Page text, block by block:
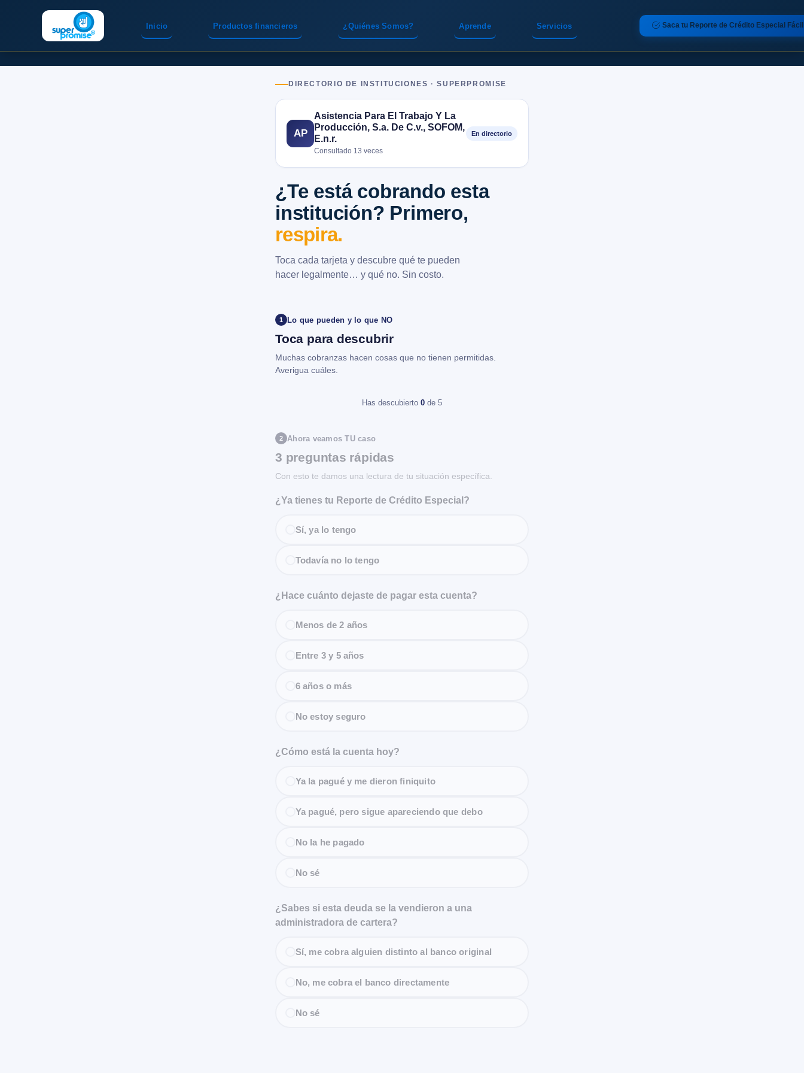
Inicio Servicios
Productos financieros ¿Quiénes Somos? Aprende Saca tu Reporte de Crédito Especial Fácil
DIRECTORIO DE INSTITUCIONES · SUPERPROMISE
AP
Asistencia Para El Trabajo Y La
Producción, S.a. De C.v., SOFOM,
E.n.r.
Consultado 13 veces
En directorio
¿Te está cobrando esta
institución? Primero,
respira.
Toca cada tarjeta y descubre qué te pueden
hacer legalmente… y qué no. Sin costo.
1 Lo que pueden y lo que NO
Toca para descubrir
Muchas cobranzas hacen cosas que no tienen permitidas.
Averigua cuáles.
Has descubierto 0 de 5
2 Ahora veamos TU caso
3 preguntas rápidas
Con esto te damos una lectura de tu situación específica.
¿Ya tienes tu Reporte de Crédito Especial?
Sí, ya lo tengo
Todavía no lo tengo
¿Hace cuánto dejaste de pagar esta cuenta?
Menos de 2 años
Entre 3 y 5 años
6 años o más
No estoy seguro
¿Cómo está la cuenta hoy?
Ya la pagué y me dieron finiquito
Ya pagué, pero sigue apareciendo que debo
No la he pagado
No sé
¿Sabes si esta deuda se la vendieron a una
administradora de cartera?
Sí, me cobra alguien distinto al banco original
No, me cobra el banco directamente
No sé